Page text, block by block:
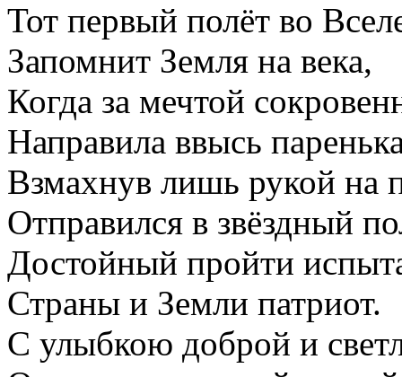
Тот первый полёт во
Запомнит Земля на века,
Когда за мечтой
Направила ввысь
Взмахнув лишь рукой на
Отправился в звёздный
Достойный пройти
Страны и Земли патриот.
С улыбкою доброй и